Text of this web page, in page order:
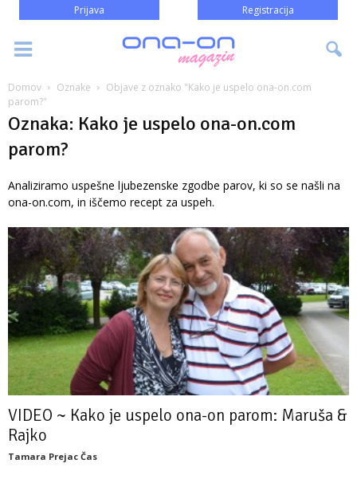
Prijava Registracija
Domov Oznake
Objave z oznako "Kako je uspelo ona-on.com
parom?"
Oznaka: Kako je uspelo ona-on.com
parom?
Analiziramo uspešne ljubezenske zgodbe parov, ki so se našli na
ona-on.com, in iščemo recept za uspeh.
VIDEO ~ Kako je uspelo ona-on parom: Maruša &
Rajko
Tamara Prejac Čas